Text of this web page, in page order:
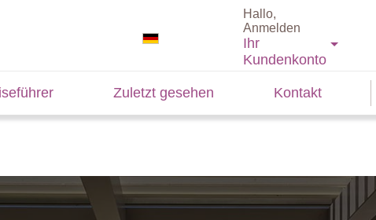
Hallo,
Anmelden
Ihr
Kundenkonto
Zuletzt gesehen Kontakt